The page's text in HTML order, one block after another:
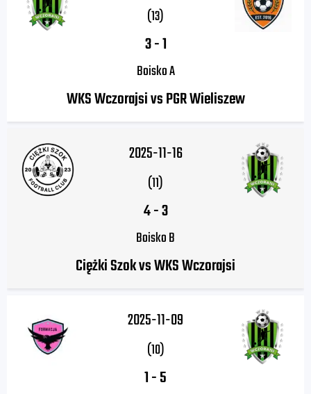
(13)
3-1
Boisko A
WKS Wczorajsi vs PGR Wieliszew
2025-11-16
(11)
4-3
Boisko B
Ciężki Szok vs WKS Wczorajsi
2025-11-09
(10)
1-5